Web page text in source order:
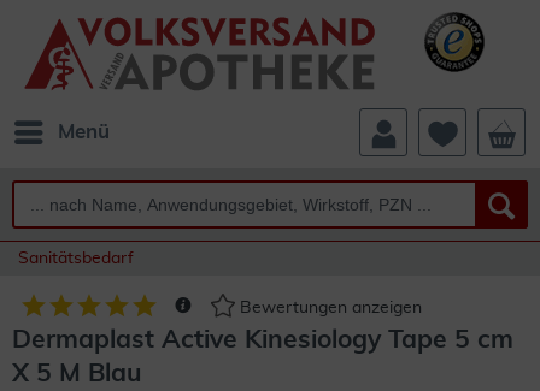
Menü
Sanitätsbedarf
Bewertungen anzeigen
Dermaplast Active Kinesiology Tape 5 cm
X 5 M Blau